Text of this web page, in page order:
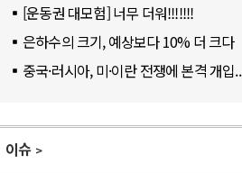
[운동권 대모험] 너무 더워!!!!!!!
은하수의 크기, 예상보다 10% 더 크다
중국·러시아, 미·이란 전쟁에 본격 개입..
이슈